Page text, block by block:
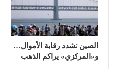
الصين تشدد رقابة الأموال…
و«المركزي» يراكم الذهب